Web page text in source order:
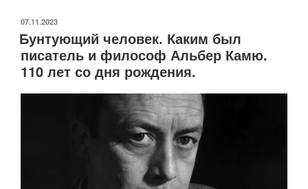
Носова
—
115
ОПУБЛИКОВАНО
07.11.2023
Бунтующий человек. Каким был
писатель и философ Альбер Камю.
110 лет со дня рождения.